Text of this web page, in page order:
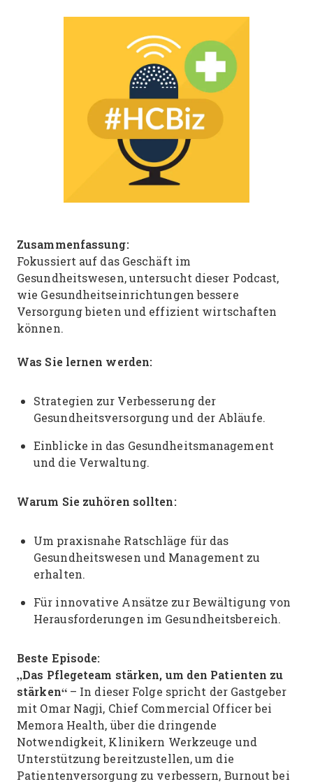
Zusammenfassung:
Fokussiert auf das Geschäft im
Gesundheitswesen, untersucht dieser Podcast,
wie Gesundheitseinrichtungen bessere
Versorgung bieten und effizient wirtschaften
können.
Was Sie lernen werden:
Strategien zur Verbesserung der
Gesundheitsversorgung und der Abläufe.
Einblicke in das Gesundheitsmanagement
und die Verwaltung.
Warum Sie zuhören sollten:
Um praxisnahe Ratschläge für das
Gesundheitswesen und Management zu
erhalten.
Für innovative Ansätze zur Bewältigung von
Herausforderungen im Gesundheitsbereich.
Beste Episode:
„Das Pflegeteam stärken, um den Patienten zu
stärken“– In dieser Folge spricht der Gastgeber
mit Omar Nagji, Chief Commercial Officer bei
Memora Health, über die dringende
Notwendigkeit, Klinikern Werkzeuge und
Unterstützung bereitzustellen, um die
Patientenversorgung zu verbessern, Burnout bei